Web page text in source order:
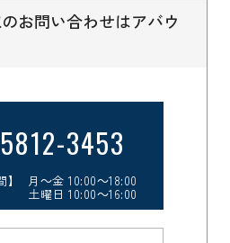
お問い合わせはアバウ
3453
】 月～金 10:00～18:00
土曜日 10:00～16:00